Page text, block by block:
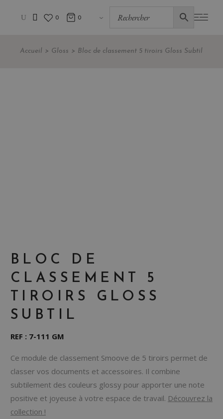
0 0
Accueil Gloss Bloc de classement 5 tiroirs Gloss Subtil
BLOC DE
CLASSEMENT 5
TIROIRS GLOSS
SUBTIL
REF : 7-111 GM
Ce module de classement Smoove de 5 tiroirs permet de
classer vos documents et accessoires. Il combine
subtilement des couleurs glossy pour apporter une note
positive et joyeuse à votre espace de travail. Découvrez la
collection !